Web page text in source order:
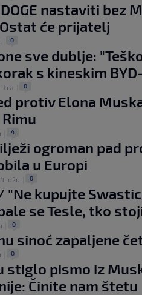
nastaviti bez
će prijatelj
0
sve dublje:
s kineskim
tra. 0
protiv Elona
4
ogroman pad
u Europi
ožu. 0
"Ne kupujte
se Tesle, tko
0
sinoć zapaljene
0
stiglo pismo iz
Činite nam štetu